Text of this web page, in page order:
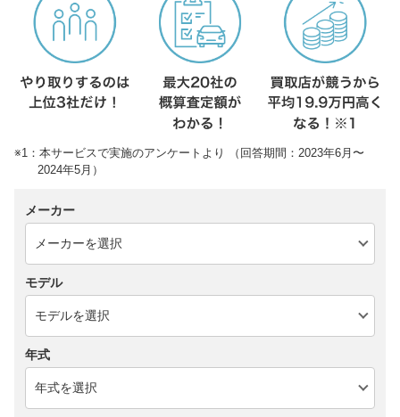
※1：本サービスで実施のアンケートより （回答期間：2023年6月〜
2024年5月）
メーカー
モデル
年式